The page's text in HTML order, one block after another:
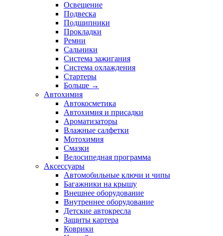
Освещение
Подвеска
Подшипники
Прокладки
Ремни
Сальники
Система зажигания
Система охлаждения
Стартеры
Больше →
Автохимия
Автокосметика
Автохимия и присадки
Ароматизаторы
Влажные салфетки
Мотохимия
Смазки
Велосипедная программа
Аксессуары
Автомобильные ключи и чипы
Багажники на крышу
Внешнее оборудование
Внутреннее оборудование
Детские автокресла
Защиты картера
Коврики